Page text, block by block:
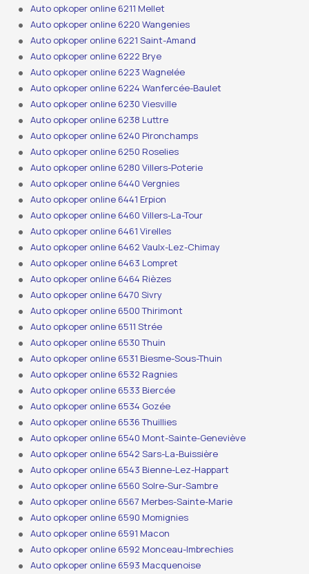
Auto opkoper online 6211 Mellet
Auto opkoper online 6220 Wangenies
Auto opkoper online 6221 Saint-Amand
Auto opkoper online 6222 Brye
Auto opkoper online 6223 Wagnelée
Auto opkoper online 6224 Wanfercée-Baulet
Auto opkoper online 6230 Viesville
Auto opkoper online 6238 Luttre
Auto opkoper online 6240 Pironchamps
Auto opkoper online 6250 Roselies
Auto opkoper online 6280 Villers-Poterie
Auto opkoper online 6440 Vergnies
Auto opkoper online 6441 Erpion
Auto opkoper online 6460 Villers-La-Tour
Auto opkoper online 6461 Virelles
Auto opkoper online 6462 Vaulx-Lez-Chimay
Auto opkoper online 6463 Lompret
Auto opkoper online 6464 Rièzes
Auto opkoper online 6470 Sivry
Auto opkoper online 6500 Thirimont
Auto opkoper online 6511 Strée
Auto opkoper online 6530 Thuin
Auto opkoper online 6531 Biesme-Sous-Thuin
Auto opkoper online 6532 Ragnies
Auto opkoper online 6533 Biercée
Auto opkoper online 6534 Gozée
Auto opkoper online 6536 Thuillies
Auto opkoper online 6540 Mont-Sainte-Geneviève
Auto opkoper online 6542 Sars-La-Buissière
Auto opkoper online 6543 Bienne-Lez-Happart
Auto opkoper online 6560 Solre-Sur-Sambre
Auto opkoper online 6567 Merbes-Sainte-Marie
Auto opkoper online 6590 Momignies
Auto opkoper online 6591 Macon
Auto opkoper online 6592 Monceau-Imbrechies
Auto opkoper online 6593 Macquenoise